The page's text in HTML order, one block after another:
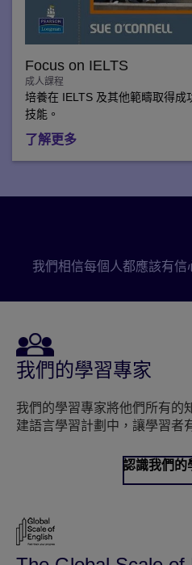
Focus on IELTS
成人課程
培養在 IELTS 及其他範疇取得成
技能。
了解更多
我們相信每個人都應該有信
我們的學習專家
我們的學習專家將他們所有的
建語言學習計劃中，讓學習者
認識我們的